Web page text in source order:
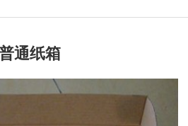
通纸箱